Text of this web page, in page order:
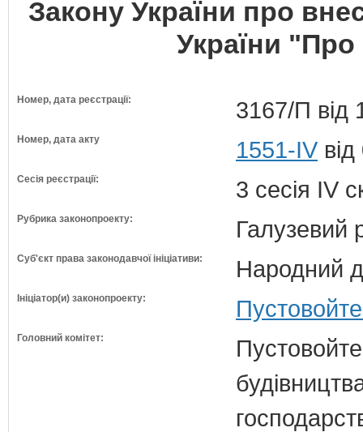
Закону України про
України
Номер, дата реєстрації: 3167/П від
Номер, дата акту 1551-IV
Сесія реєстрації: 3 сесія IV
Рубрика законопроекту: Галузевий
Суб'єкт права законодавчої ініціативи: Народний
Ініціатор(и) законопроекту:
Головний комітет: